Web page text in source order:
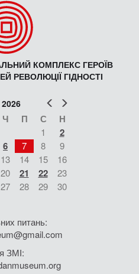
КОМПЛЕКС ГЕРОЇВ
РЕВОЛЮЦІЇ ГІДНОСТІ
Попер
Ч П С Н
1 2
6 7 8
9
13 14 15
16
20 21 22
23
27 28 29
30
питань:
ЗМІ: